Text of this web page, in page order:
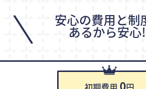
\ 安心の費用と制
あるから安
0